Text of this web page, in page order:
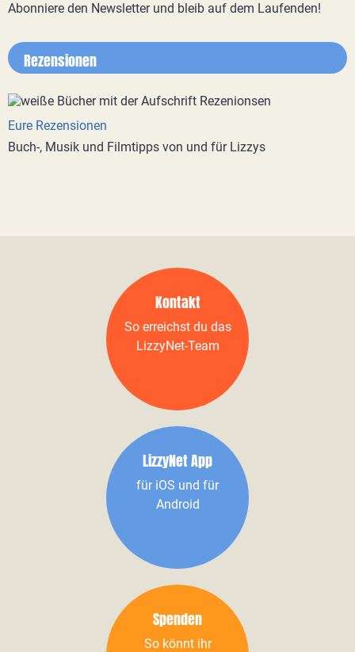
Abonniere den Newsletter und bleib auf dem Laufenden!
Rezensionen
Eure Rezensionen
Buch-, Musik und Filmtipps von und für Lizzys
Kontakt
So erreichst du das
LizzyNet-Team
LizzyNet App
für iOS und für
Android
Spenden
So könnt ihr